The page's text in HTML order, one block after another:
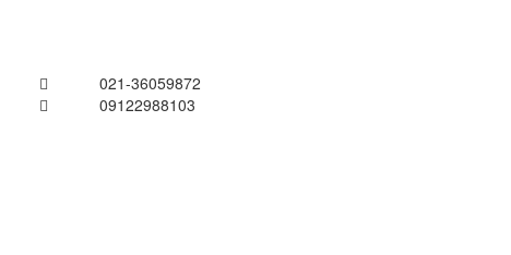
021-36059872
09122988103